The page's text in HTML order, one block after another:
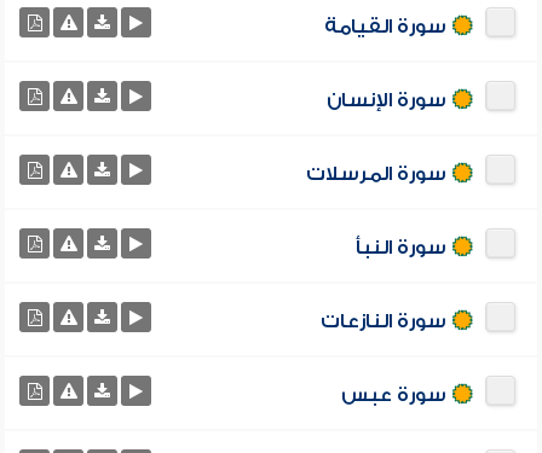
سورة القيامة
سورة الإنسان
سورة المرسلات
سورة النبأ
سورة النازعات
سورة عبس